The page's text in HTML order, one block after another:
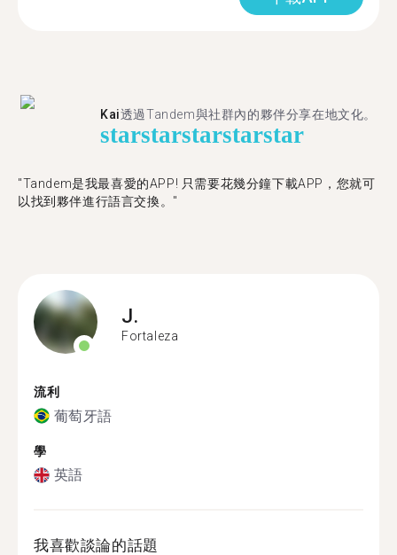
Kai透過Tandem與社群內的夥伴分享在地文化。
starstarstarstarstar
"Tandem是我最喜愛的APP! 只需要花幾分鐘下載APP，您就可
以找到夥伴進行語言交換。"
J.
Fortaleza
流利
葡萄牙語
學
英語
我喜歡談論的話題